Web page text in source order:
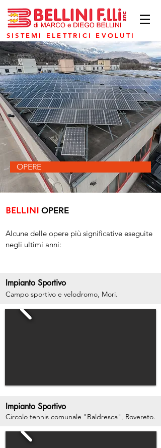
SISTEMI ELETTRICI EVOLUTI
OPERE
BELLINI OPERE
Alcune delle opere più significative eseguite
negli ultimi anni:
Impianto Sportivo
Campo sportivo e velodromo, Mori.
Impianto Sportivo
Circolo tennis comunale "Baldresca", Rovereto.